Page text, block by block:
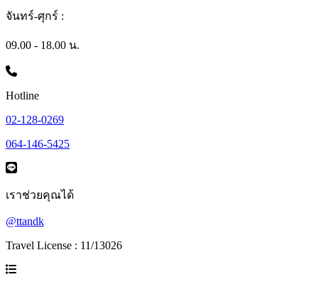
จันทร์-ศุกร์ :
09.00 - 18.00 น.
Hotline
02-128-0269
064-146-5425
เราช่วยคุณได้
@ttandk
Travel License : 11/13026